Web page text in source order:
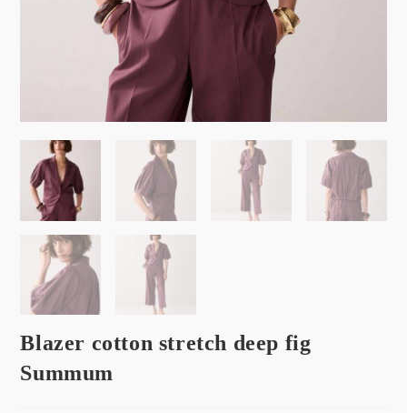
Blazer cotton stretch deep fig
Summum